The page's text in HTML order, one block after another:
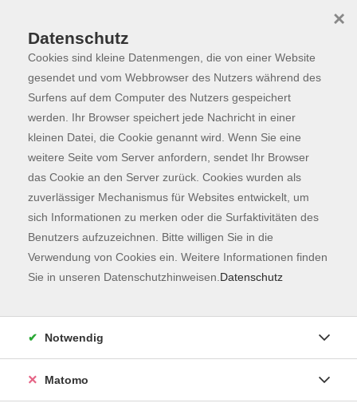
Skip to main content
Programm
Die Kategorie konnte nicht gefunden werden.
Kontaktformular
Impressum
AGB
Datenschutzerklärung
Datenschutz
Cookies sind kleine Datenmengen, die von einer Website
gesendet und vom Webbrowser des Nutzers während des
Surfens auf dem Computer des Nutzers gespeichert
werden. Ihr Browser speichert jede Nachricht in einer
kleinen Datei, die Cookie genannt wird. Wenn Sie eine
weitere Seite vom Server anfordern, sendet Ihr Browser
das Cookie an den Server zurück. Cookies wurden als
zuverlässiger Mechanismus für Websites entwickelt, um
sich Informationen zu merken oder die Surfaktivitäten des
Benutzers aufzuzeichnen. Bitte willigen Sie in die
Verwendung von Cookies ein. Weitere Informationen finden
Sie in unseren Datenschutzhinweisen. Datenschutz
×
Notwendig
Matomo